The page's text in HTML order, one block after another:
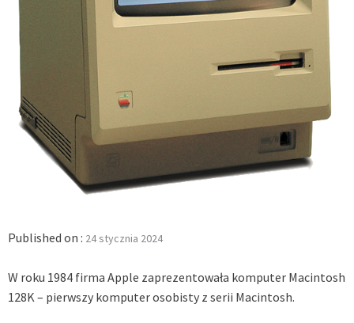
Published on : 24 stycznia 2024
W roku 1984 firma Apple zaprezentowała komputer Macintosh
128K – pierwszy komputer osobisty z serii Macintosh.